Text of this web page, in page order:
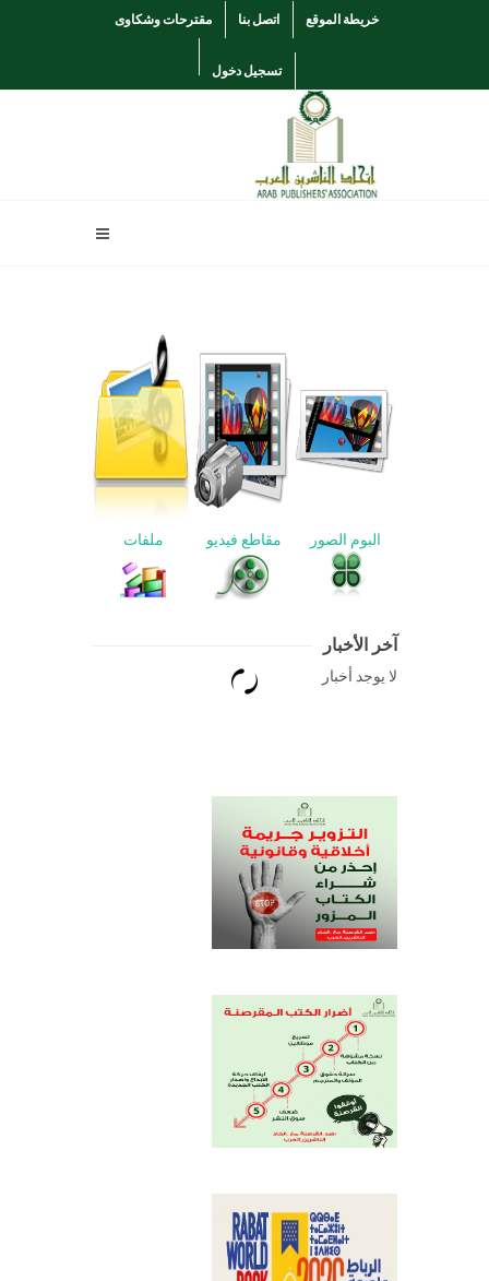
خريطة الموقع اتصل بنا مقترحات وشكاوى
تسجيل دخول
البوم الصور مقاطع فيديو ملفات
آخر الأخبار
لا يوجد أخبار